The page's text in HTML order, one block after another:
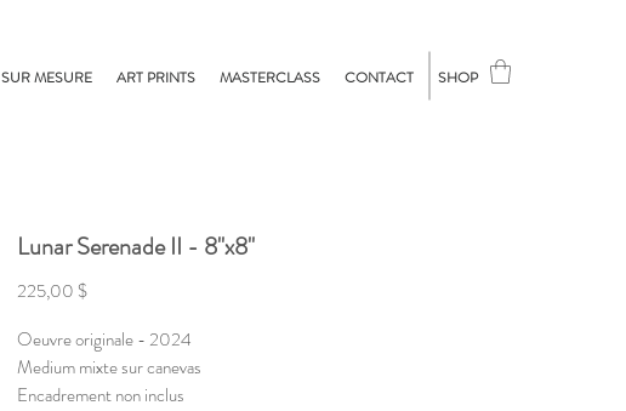
SUR MESURE ART PRINTS MASTERCLASS CONTACT SHOP
Lunar Serenade II - 8"x8"
225,00 $Prix
Oeuvre originale - 2024
Medium mixte sur canevas
Encadrement non inclus